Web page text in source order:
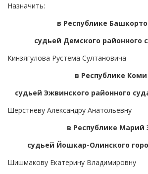
Назначить:
в Республике
судьей Демского районного
Кинзягулова Рустема Султановича
в Республике Коми
судьей Эжвинского районного
Шерстневу Александру Анатольевну
в Республике Марий
судьей Йошкар-Олинского
Шишмакову Екатерину Владимировну